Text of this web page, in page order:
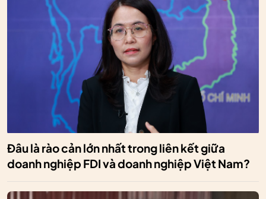
Đâu là rào cản lớn nhất trong liên kết giữa
doanh nghiệp FDI và doanh nghiệp Việt Nam?